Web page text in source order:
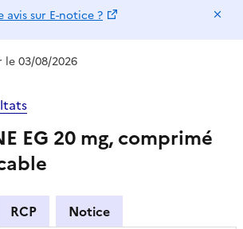
avis sur E-notice ?
le 03/08/2026
EG 20 mg, comprimé
RCP
Notice